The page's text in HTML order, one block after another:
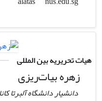
هیات تحریریه بین المللی
زهره بیات‌ریزی
دانشیار دانشگاه آلبرتا